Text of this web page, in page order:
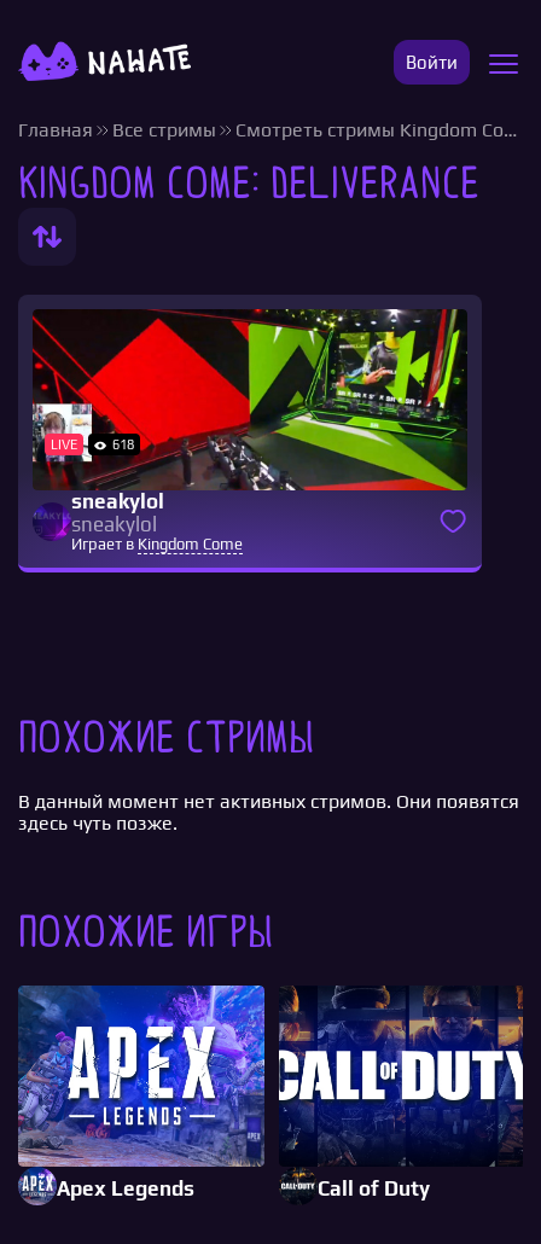
Войти
Главная Все стримы Смотреть стримы Kingdom Come
Kingdom Come: Deliverance
LIVE 618
sneakylol
sneakylol
Играет в Kingdom Come
Похожие стримы
В данный момент нет активных стримов. Они появятся
здесь чуть позже.
Похожие игры
Apex Legends Call of Duty